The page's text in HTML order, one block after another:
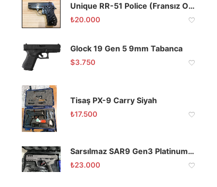
Unique RR-51 Police (Fransız Onlusu)
₺20.000
Glock 19 Gen 5 9mm Tabanca
$3.750
Tisaş PX-9 Carry Siyah
₺17.500
Sarsılmaz SAR9 Gen3 Platinum 9×19
₺23.000